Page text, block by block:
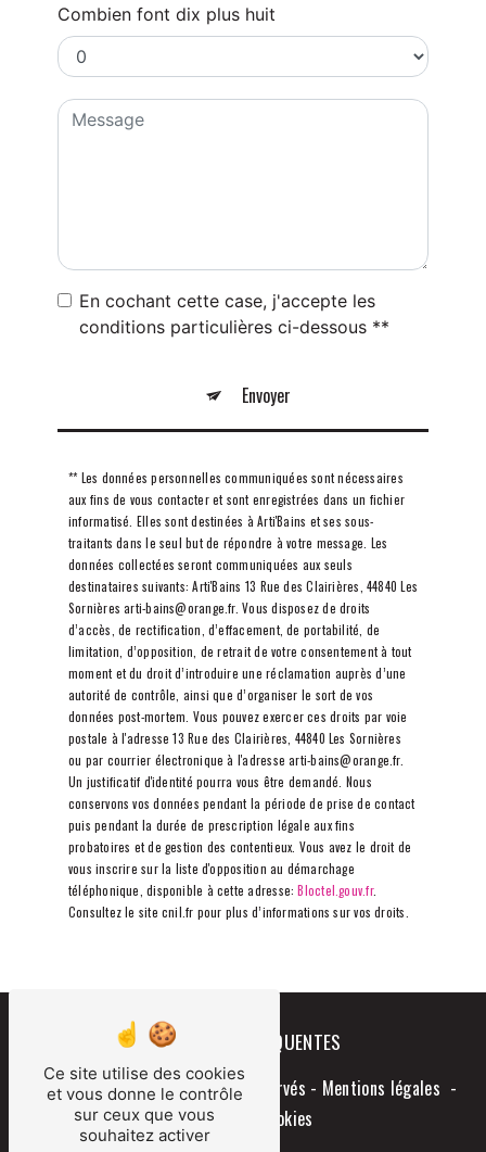
Combien font dix plus huit
En cochant cette case, j'accepte les
conditions particulières ci-dessous **
Envoyer
** Les données personnelles communiquées sont nécessaires
aux fins de vous contacter et sont enregistrées dans un fichier
informatisé. Elles sont destinées à Arti'Bains et ses sous-
traitants dans le seul but de répondre à votre message. Les
données collectées seront communiquées aux seuls
destinataires suivants: Arti'Bains 13 Rue des Clairières, 44840 Les
Sornières arti-bains@orange.fr. Vous disposez de droits
d’accès, de rectification, d’effacement, de portabilité, de
limitation, d’opposition, de retrait de votre consentement à tout
moment et du droit d’introduire une réclamation auprès d’une
autorité de contrôle, ainsi que d’organiser le sort de vos
données post-mortem. Vous pouvez exercer ces droits par voie
postale à l'adresse 13 Rue des Clairières, 44840 Les Sornières
ou par courrier électronique à l'adresse arti-bains@orange.fr.
Un justificatif d'identité pourra vous être demandé. Nous
conservons vos données pendant la période de prise de contact
puis pendant la durée de prescription légale aux fins
probatoires et de gestion des contentieux. Vous avez le droit de
vous inscrire sur la liste d'opposition au démarchage
téléphonique, disponible à cette adresse: Bloctel.gouv.fr.
Consultez le site cnil.fr pour plus d’informations sur vos droits.
RECHERCHES FRÉQUENTES
Vistalid- 2026 - Tous droits réservés - Mentions légales -
Gestion des cookies
Ce site utilise des cookies
et vous donne le contrôle
sur ceux que vous
souhaitez activer